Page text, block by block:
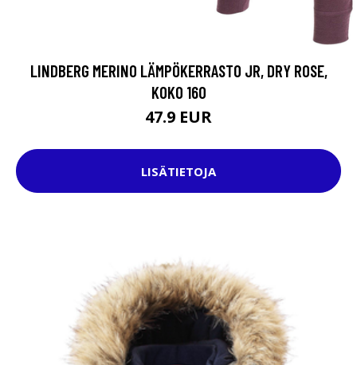
LINDBERG MERINO LÄMPÖKERRASTO JR, DRY ROSE,
KOKO 160
47.9 EUR
LISÄTIETOJA